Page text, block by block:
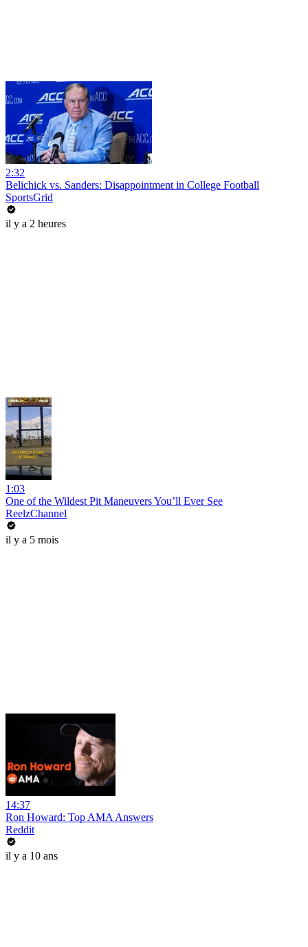
2:32
Belichick vs. Sanders: Disappointment in College Football
SportsGrid
il y a 2 heures
1:03
One of the Wildest Pit Maneuvers You’ll Ever See
ReelzChannel
il y a 5 mois
14:37
Ron Howard: Top AMA Answers
Reddit
il y a 10 ans